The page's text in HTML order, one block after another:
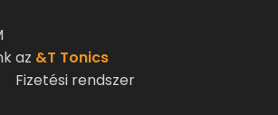
az &T Tonics
Fizetési rendszer